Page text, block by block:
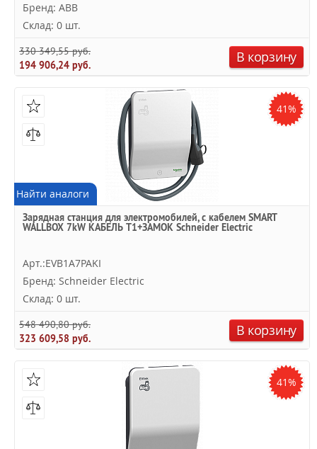
Бренд: ABB
Склад: 0 шт.
330 349,55 руб.
194 906,24 руб.
В корзину
41%
Найти аналоги
Зарядная станция для электромобилей, с кабелем SMART
WALLBOX 7kW КАБЕЛЬ T1+ЗАМОК Schneider Electric
Арт.:EVB1A7PAKI
Бренд: Schneider Electric
Склад: 0 шт.
548 490,80 руб.
323 609,58 руб.
В корзину
41%